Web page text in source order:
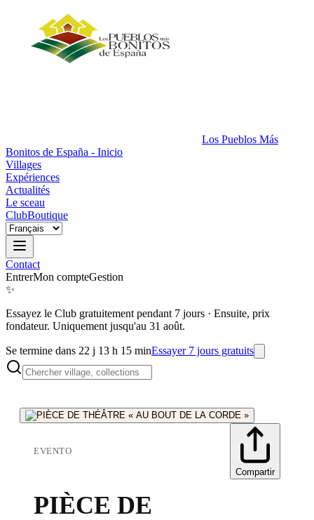
Los Pueblos Más
Bonitos de España - Inicio
Villages
Expériences
Actualités
Le sceau
ClubBoutique
Contact
EntrerMon compteGestion
✨
Essayez le Club gratuitement pendant 7 jours · Ensuite, prix
fondateur. Uniquement jusqu'au 31 août.
Se termine dans 22 j 13 h 15 minEssayer 7 jours gratuits
EVENTO
Compartir
PIÈCE DE